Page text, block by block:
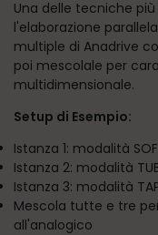
Una delle tecniche
l'elaborazione
multiple di Anadrive
poi mescolale per
multidimensionale.
Setup di Esempio:
Istanza 1: modalità
Istanza 2: modalità
Istanza 3: modalità
Mescola tutte e tre
all'analogico